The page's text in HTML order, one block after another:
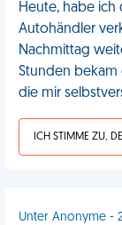
Heute, habe ich
Autohändler
Nachmittag
Stunden bekam
die mir
Unter Anonyme -